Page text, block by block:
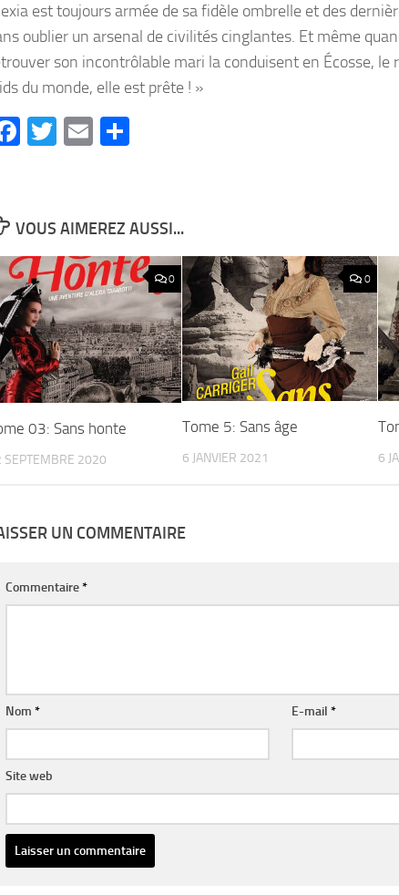
est toujours armée de sa fidèle ombrelle et des
oublier un arsenal de civilités cinglantes. Et même
son incontrôlable mari la conduisent en Écosse, le
du monde, elle est prête ! »
Facebook
Twitter
Email
VOUS AIMEREZ AUSSI...
0
03: Sans honte
SEPTEMBRE 2020
0
Tome 5: Sans âge
6 JANVIER 2021 6
UN COMMENTAIRE
Commentaire*
Nom * E-mail*
Site web